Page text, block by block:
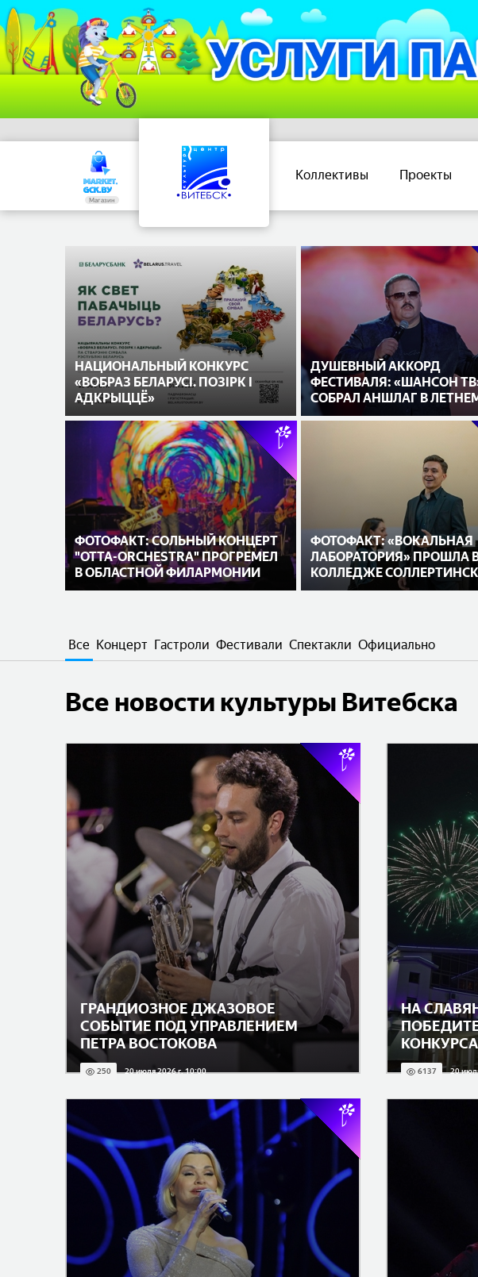
Магазин
Коллективы Проекты
НАЦИОНАЛЬНЫЙ КОНКУРС
«ВОБРАЗ БЕЛАРУСІ. ПОЗІРК І
АДКРЫЦЦЁ»
ДУШЕВНЫЙ АККОРД
ФЕСТИВАЛЯ: «ШАНСОН
СОБРАЛ АНШЛАГ В
АМФИТЕАТРЕ ВИТЕБСКА
ФОТОФАКТ: СОЛЬНЫЙ КОНЦЕРТ
"OTTA-ORCHESTRA" ПРОГРЕМЕЛ
В ОБЛАСТНОЙ ФИЛАРМОНИИ
ФОТОФАКТ: «ВОКАЛЬНАЯ
ЛАБОРАТОРИЯ» ПРОШЛА
КОЛЛЕДЖЕ
Все Концерт Гастроли Фестивали Спектакли Официально
Все новости культуры Витебска
ГРАНДИОЗНОЕ ДЖАЗОВОЕ
СОБЫТИЕ ПОД УПРАВЛЕНИЕМ
ПЕТРА ВОСТОКОВА
250 20 июля 2026 г. 10:00
НА
6137 20